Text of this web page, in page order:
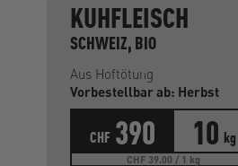
KUHFLEISCH
SCHWEIZ, BIO
Aus Hoftötung
Vorbestellbar ab: Herbst
CHF 390 10 kg
CHF 39.00 / 1 kg